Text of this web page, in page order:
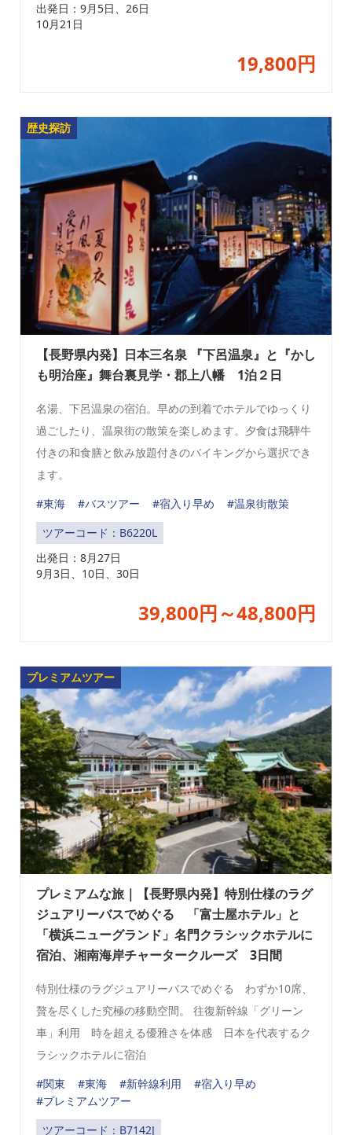
出発日： 9月5日、26日
10月21日
19,800円
歴史探訪
【長野県内発】日本三名泉 『下呂温泉』と『かし
も明治座』舞台裏見学・郡上八幡 1泊２日
名湯、下呂温泉の宿泊。早めの到着でホテルでゆっくり
過ごしたり、温泉街の散策を楽しめます。夕食は飛騨牛
付きの和食膳と飲み放題付きのバイキングから選択でき
ます。
#東海
#バスツアー #宿入り早め
#温泉街散策
ツアーコード：B6220L
出発日： 8月27日
9月3日、10日、30日
39,800円～48,800円
プレミアムツアー
プレミアムな旅｜【長野県内発】特別仕様のラグ
ジュアリーバスでめぐる 「富士屋ホテル」と
「横浜ニューグランド」名門クラシックホテルに
宿泊、湘南海岸チャータークルーズ 3日間
特別仕様のラグジュアリーバスでめぐる わずか10席、
贅を尽くした究極の移動空間。 往復新幹線「グリーン
車」利用 時を超える優雅さを体感 日本を代表するク
ラシックホテルに宿泊
#関東
#東海 #新幹線利用
#宿入り早め
#プレミアムツアー
ツアーコード：B7142J